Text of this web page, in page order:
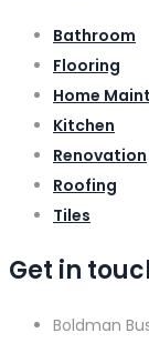
Bathroom
Flooring
Home
Kitchen
Renovation
Roofing
Tiles
Get in
Boldman